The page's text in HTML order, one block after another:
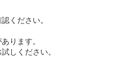
ください。
ります。
しください。